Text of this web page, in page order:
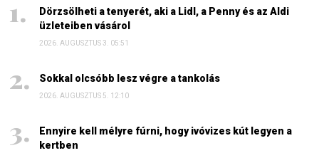
Dörzsölheti a tenyerét, aki a Lidl, a Penny és az Aldi
üzleteiben vásárol
2026. AUGUSZTUS 3. 05:51
Sokkal olcsóbb lesz végre a tankolás
2026. AUGUSZTUS 5. 12:10
Ennyire kell mélyre fúrni, hogy ivóvizes kút legyen a
kertben